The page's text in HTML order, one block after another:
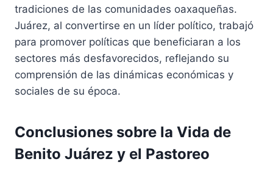
tradiciones de las comunidades oaxaqueñas.
Juárez, al convertirse en un líder político, trabajó
para promover políticas que beneficiaran a los
sectores más desfavorecidos, reflejando su
comprensión de las dinámicas económicas y
sociales de su época.
Conclusiones sobre la Vida de
Benito Juárez y el Pastoreo